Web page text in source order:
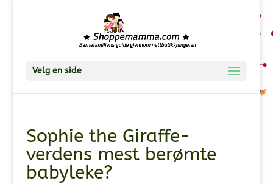
Velg en side
Sophie the Giraffe-
verdens mest berømte
babyleke?